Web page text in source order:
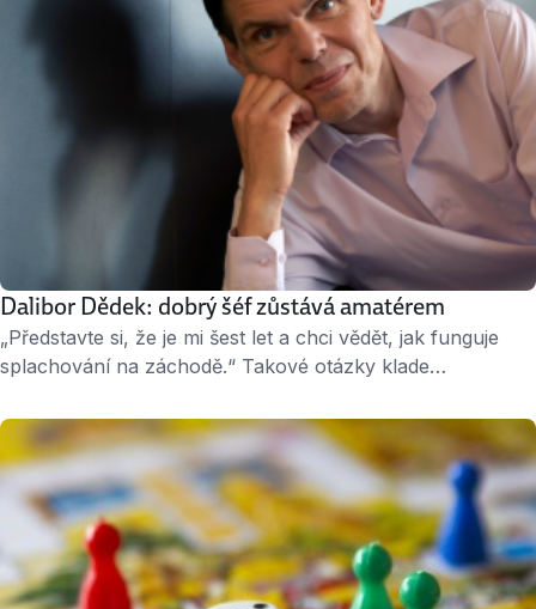
Dalibor Dědek: dobrý šéf zůstává amatérem
„Představte si, že je mi šest let a chci vědět, jak funguje
splachování na záchodě.“ Takové otázky klade
Zkoumá, jak si promovaní inženýři poradí s netradičním
zadáním. V byznysu se Dalibor Dědek pohybuje od roku
1990. „Zjistil jsem, že manažerské poučky nefungují.
Pokud chcete být dobrým šéfem, musíte zůstat věčným
amatérem,“ …